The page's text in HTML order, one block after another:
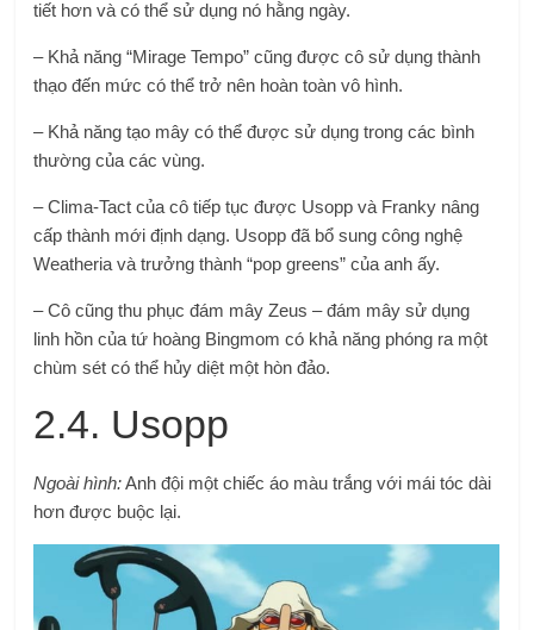
tiết hơn và có thể sử dụng nó hằng ngày.
– Khả năng “Mirage Tempo” cũng được cô sử dụng thành
thạo đến mức có thể trở nên hoàn toàn vô hình.
– Khả năng tạo mây có thể được sử dụng trong các bình
thường của các vùng.
– Clima-Tact của cô tiếp tục được Usopp và Franky nâng
cấp thành mới định dạng. Usopp đã bổ sung công nghệ
Weatheria và trưởng thành “pop greens” của anh ấy.
– Cô cũng thu phục đám mây Zeus – đám mây sử dụng
linh hồn của tứ hoàng Bingmom có ​​khả năng phóng ra một
chùm sét có thể hủy diệt một hòn đảo.
2.4. Usopp
Ngoài hình:Anh đội một chiếc áo màu trắng với mái tóc dài
hơn được buộc lại.